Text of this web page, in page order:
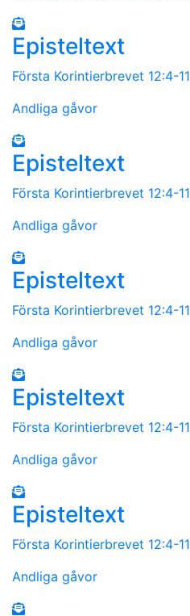
Episteltext
Första Korintierbrevet 12:4-11
Andliga gåvor
Episteltext
Första Korintierbrevet 12:4-11
Andliga gåvor
Episteltext
Första Korintierbrevet 12:4-11
Andliga gåvor
Episteltext
Första Korintierbrevet 12:4-11
Andliga gåvor
Episteltext
Första Korintierbrevet 12:4-11
Andliga gåvor